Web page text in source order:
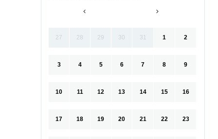
27 28 29 30 31 1 2
3 4 5 6 7 8 9
10 11 12 13 14 15 16
17 18 19 20 21 22 23